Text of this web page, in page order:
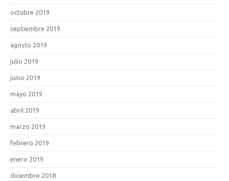
octubre 2019
septiembre 2019
agosto 2019
julio 2019
junio 2019
mayo 2019
abril 2019
marzo 2019
febrero 2019
enero 2019
diciembre 2018